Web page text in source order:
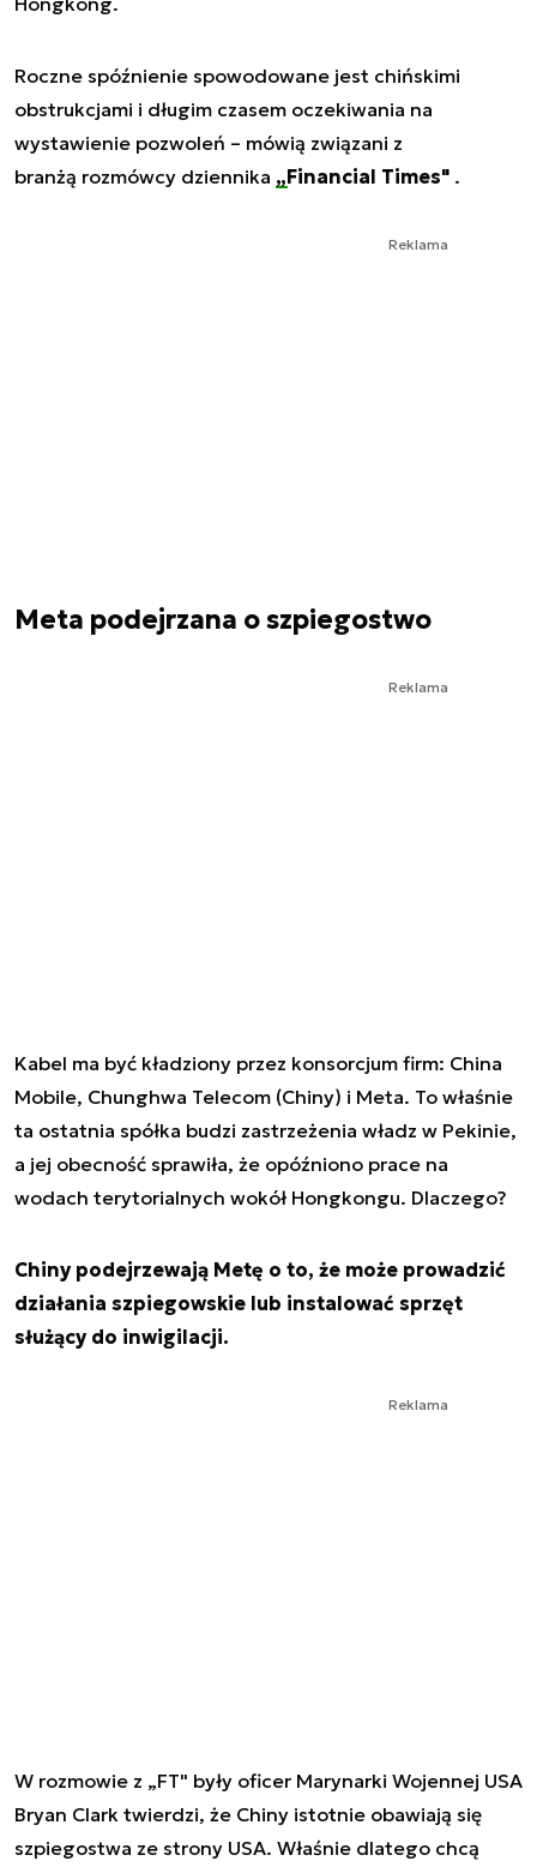
Roczne spóźnienie spowodowane jest chińskimi
obstrukcjami i długim czasem oczekiwania na
wystawienie pozwoleń – mówią związani z
branżą rozmówcy dziennika „Financial Times" .
Reklama
Meta podejrzana o szpiegostwo
Reklama
Kabel ma być kładziony przez konsorcjum firm: China
Mobile, Chunghwa Telecom (Chiny) i Meta. To właśnie
ta ostatnia spółka budzi zastrzeżenia władz w Pekinie,
a jej obecność sprawiła, że opóźniono prace na
wodach terytorialnych wokół Hongkongu. Dlaczego?
Chiny podejrzewają Metę o to, że może prowadzić
działania szpiegowskie lub instalować sprzęt
służący do inwigilacji.
Reklama
W rozmowie z „FT" były oficer Marynarki Wojennej USA
Bryan Clark twierdzi, że Chiny istotnie obawiają się
szpiegostwa ze strony USA. Właśnie dlatego chcą